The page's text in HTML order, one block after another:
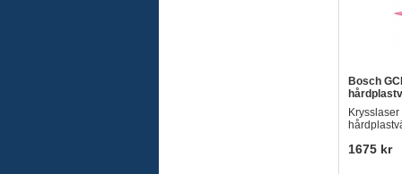
Bosch
1675 kr